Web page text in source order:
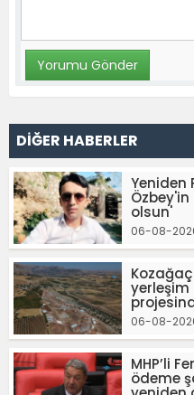
DİĞER HABERLER
Yeniden
Özbey'in
olsun'
06-08-
Kozağaç
06-08-
MHP’li
ödeme